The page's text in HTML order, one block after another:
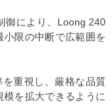
御により、Loong 240
限の中断で広範囲を
重視し、厳格な品質
を拡大できるように